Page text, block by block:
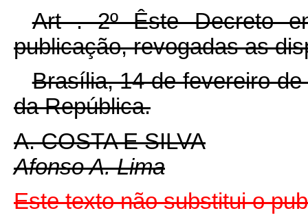
Art . 2º Êste Decreto
publicação, revogadas as
Brasília, 14 de fevereiro de
da República.
A. COSTA E SILVA
Afonso A. Lima
Este texto não substitui o